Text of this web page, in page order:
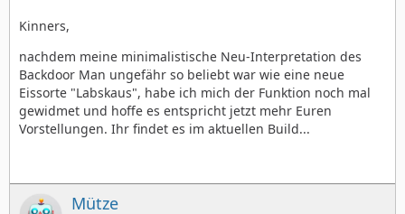
Kinners,
nachdem meine minimalistische Neu-Interpretation des
Backdoor Man ungefähr so beliebt war wie eine neue
Eissorte "Labskaus", habe ich mich der Funktion noch mal
gewidmet und hoffe es entspricht jetzt mehr Euren
Vorstellungen. Ihr findet es im aktuellen Build...
Mütze